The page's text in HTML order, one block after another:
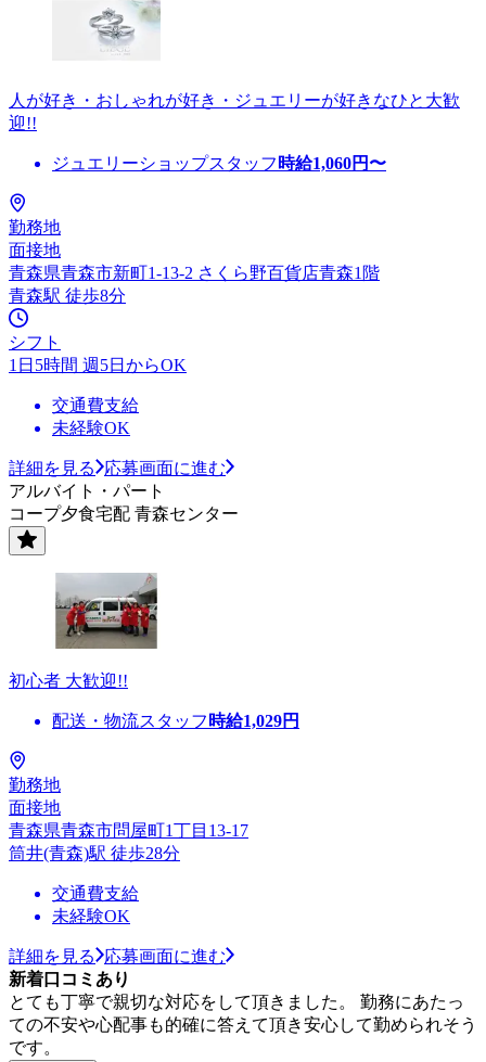
人が好き・おしゃれが好き・ジュエリーが好きなひと大歓
迎!!
ジュエリーショップスタッフ 時給1,060円〜
勤務地
面接地
青森県青森市新町1-13-2 さくら野百貨店青森1階
青森駅 徒歩8分
シフト
1日5時間 週5日からOK
交通費支給
未経験OK
詳細を見る
応募画面に進む
アルバイト・パート
コープ夕食宅配 青森センター
初心者 大歓迎!!
配送・物流スタッフ 時給1,029円
勤務地
面接地
青森県青森市問屋町1丁目13-17
筒井(青森)駅 徒歩28分
交通費支給
未経験OK
詳細を見る
応募画面に進む
新着口コミあり
とても丁寧で親切な対応をして頂きました。 勤務にあたっ
ての不安や心配事も的確に答えて頂き安心して勤められそう
です。